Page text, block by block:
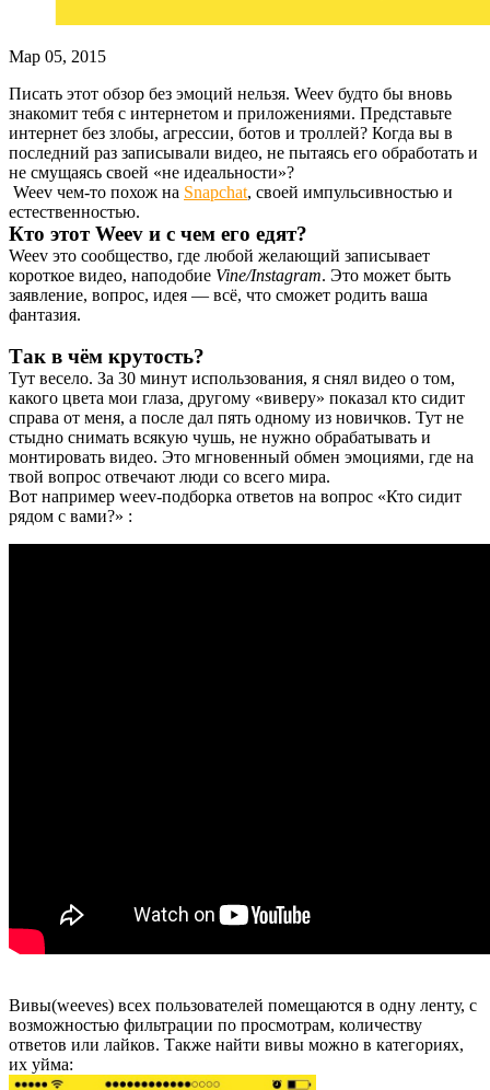
Мар 05, 2015
Писать этот обзор без эмоций нельзя. Weev будто бы вновь
знакомит тебя с интернетом и приложениями. Представьте
интернет без злобы, агрессии, ботов и троллей? Когда вы в
последний раз записывали видео, не пытаясь его обработать и
не смущаясь своей «не идеальности»?
Weev чем-то похож на Snapchat, своей импульсивностью и
естественностью.
Кто этот Weev и с чем его едят?
Weev это сообщество, где любой желающий записывает
короткое видео, наподобие Vine/Instagram. Это может быть
заявление, вопрос, идея — всё, что сможет родить ваша
фантазия.
Так в чём крутость?
Тут весело. За 30 минут использования, я снял видео о том,
какого цвета мои глаза, другому «виверу» показал кто сидит
справа от меня, а после дал пять одному из новичков. Тут не
стыдно снимать всякую чушь, не нужно обрабатывать и
монтировать видео. Это мгновенный обмен эмоциями, где на
твой вопрос отвечают люди со всего мира.
Вот например weev-подборка ответов на вопрос «Кто сидит
рядом с вами?» :
Вивы(weeves) всех пользователей помещаются в одну ленту, с
возможностью фильтрации по просмотрам, количеству
ответов или лайков. Также найти вивы можно в категориях,
их уйма: